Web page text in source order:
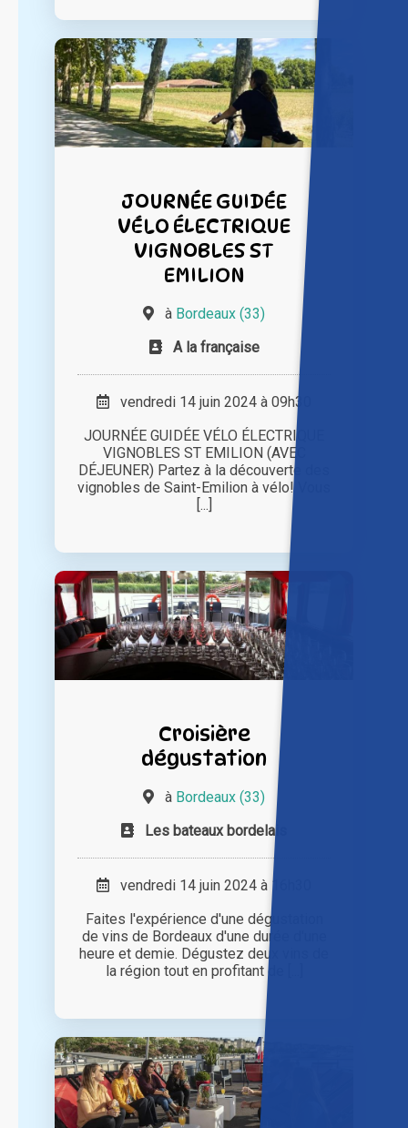
JOURNÉE GUIDÉE
VÉLO ÉLECTRIQUE
VIGNOBLES ST
EMILION
à Bordeaux (33)
A la française
vendredi 14 juin 2024 à 09h30
JOURNÉE GUIDÉE VÉLO ÉLECTRIQUE
VIGNOBLES ST EMILION (AVEC
DÉJEUNER) Partez à la découverte des
vignobles de Saint-Emilion à vélo! Vous
[...]
Croisière
dégustation
à Bordeaux (33)
Les bateaux bordelais
vendredi 14 juin 2024 à 16h30
Faites l'expérience d'une dégustation
de vins de Bordeaux d'une durée d'une
heure et demie. Dégustez deux vins de
la région tout en profitant de [...]